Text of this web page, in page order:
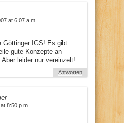
at 6:07 a.m.
Göttinger IGS! Es gibt
gute Konzepte an
leider nur vereinzelt!
Antworten
8:50 p.m.